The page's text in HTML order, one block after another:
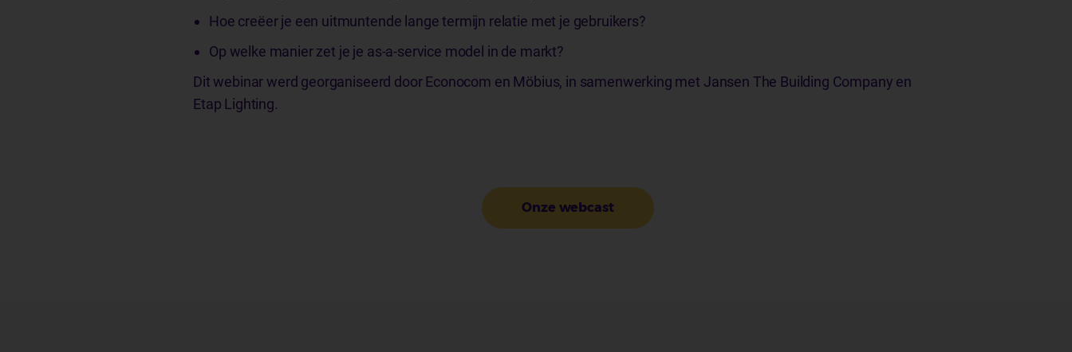
Hoe creëer je een uitmuntende lange termijn relatie met je gebruikers?
Op welke manier zet je je as-a-service model in de markt?
Dit webinar werd georganiseerd door Econocom en Möbius, in samenwerking met Jansen The Building Company en
Etap Lighting.
Onze webcast